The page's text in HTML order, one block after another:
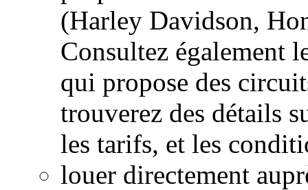
(Harley Davidson,
Consultez également
qui propose des
trouverez des détails
les tarifs, et les
louer directement